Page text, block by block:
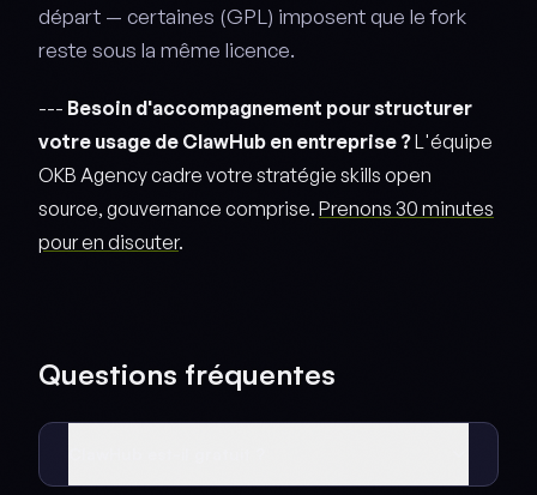
départ — certaines (GPL) imposent que le fork
reste sous la même licence.
--- Besoin d'accompagnement pour structurer
votre usage de ClawHub en entreprise ?L'équipe
OKB Agency cadre votre stratégie skills open
source, gouvernance comprise. Prenons 30 minutes
pour en discuter.
Questions fréquentes